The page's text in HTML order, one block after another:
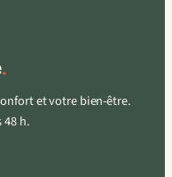
et votre bien-être.
h.